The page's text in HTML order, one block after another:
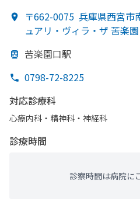
〒662-0075 兵庫県西宮市
ュアリ・ヴィラ・ザ 苦楽
苦楽園口駅
0798-72-8225
対応診療科
心療内科・​精神科・神経科
診療時間
診察時間は病院に